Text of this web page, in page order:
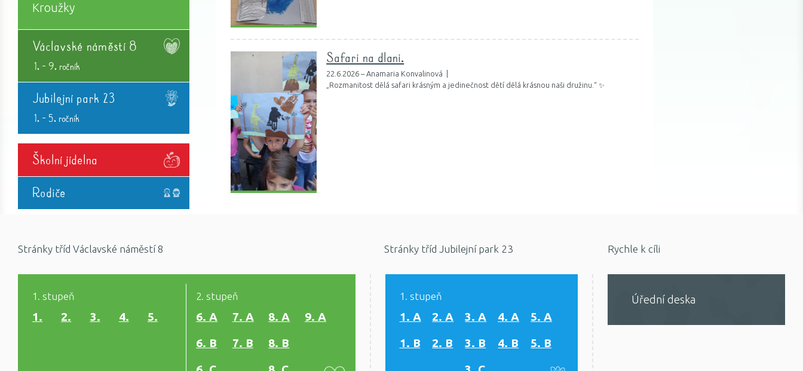
Kroužky
Václavské náměstí 8
1. - 9. ročník
Jubilejní park 23
1. - 5. ročník
Školní jídelna
Rodiče
Safari na dlani.
22.6.2026 – Anamaria Konvalinová |
„Rozmanitost dělá safari krásným a jedinečnost dětí dělá krásnou naši družinu.“ ✨
Stránky tříd Václavské náměstí 8
1. stupeň
1. 2. 3. 4. 5.
2. stupeň
6. A
6. B
7. A
7. B
8. A
8. B
9. A
Stránky tříd Jubilejní park 23
1. stupeň
1. A
1. B
2. A
2. B
3. A
3. B
4. A
4. B
5. A
5. B
Rychle k cíli
Úřední deska